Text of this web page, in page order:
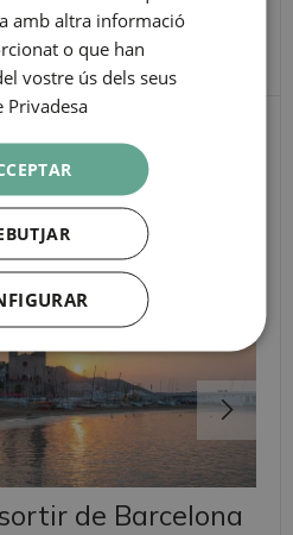
PUNTS
de Barcelona
ITALIAN
amb altra informació
o que han
vostre ús dels seus
Privadesa